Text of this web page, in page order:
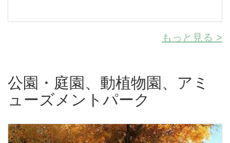
もっと見る >
公園・庭園、動植物園、アミ
ューズメントパーク